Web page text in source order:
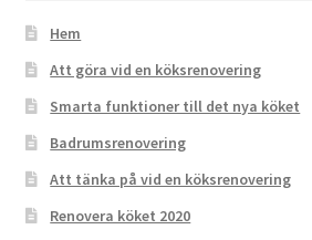
Hem
Att göra vid en köksrenovering
Smarta funktioner till det nya köket
Badrumsrenovering
Att tänka på vid en köksrenovering
Renovera köket 2020